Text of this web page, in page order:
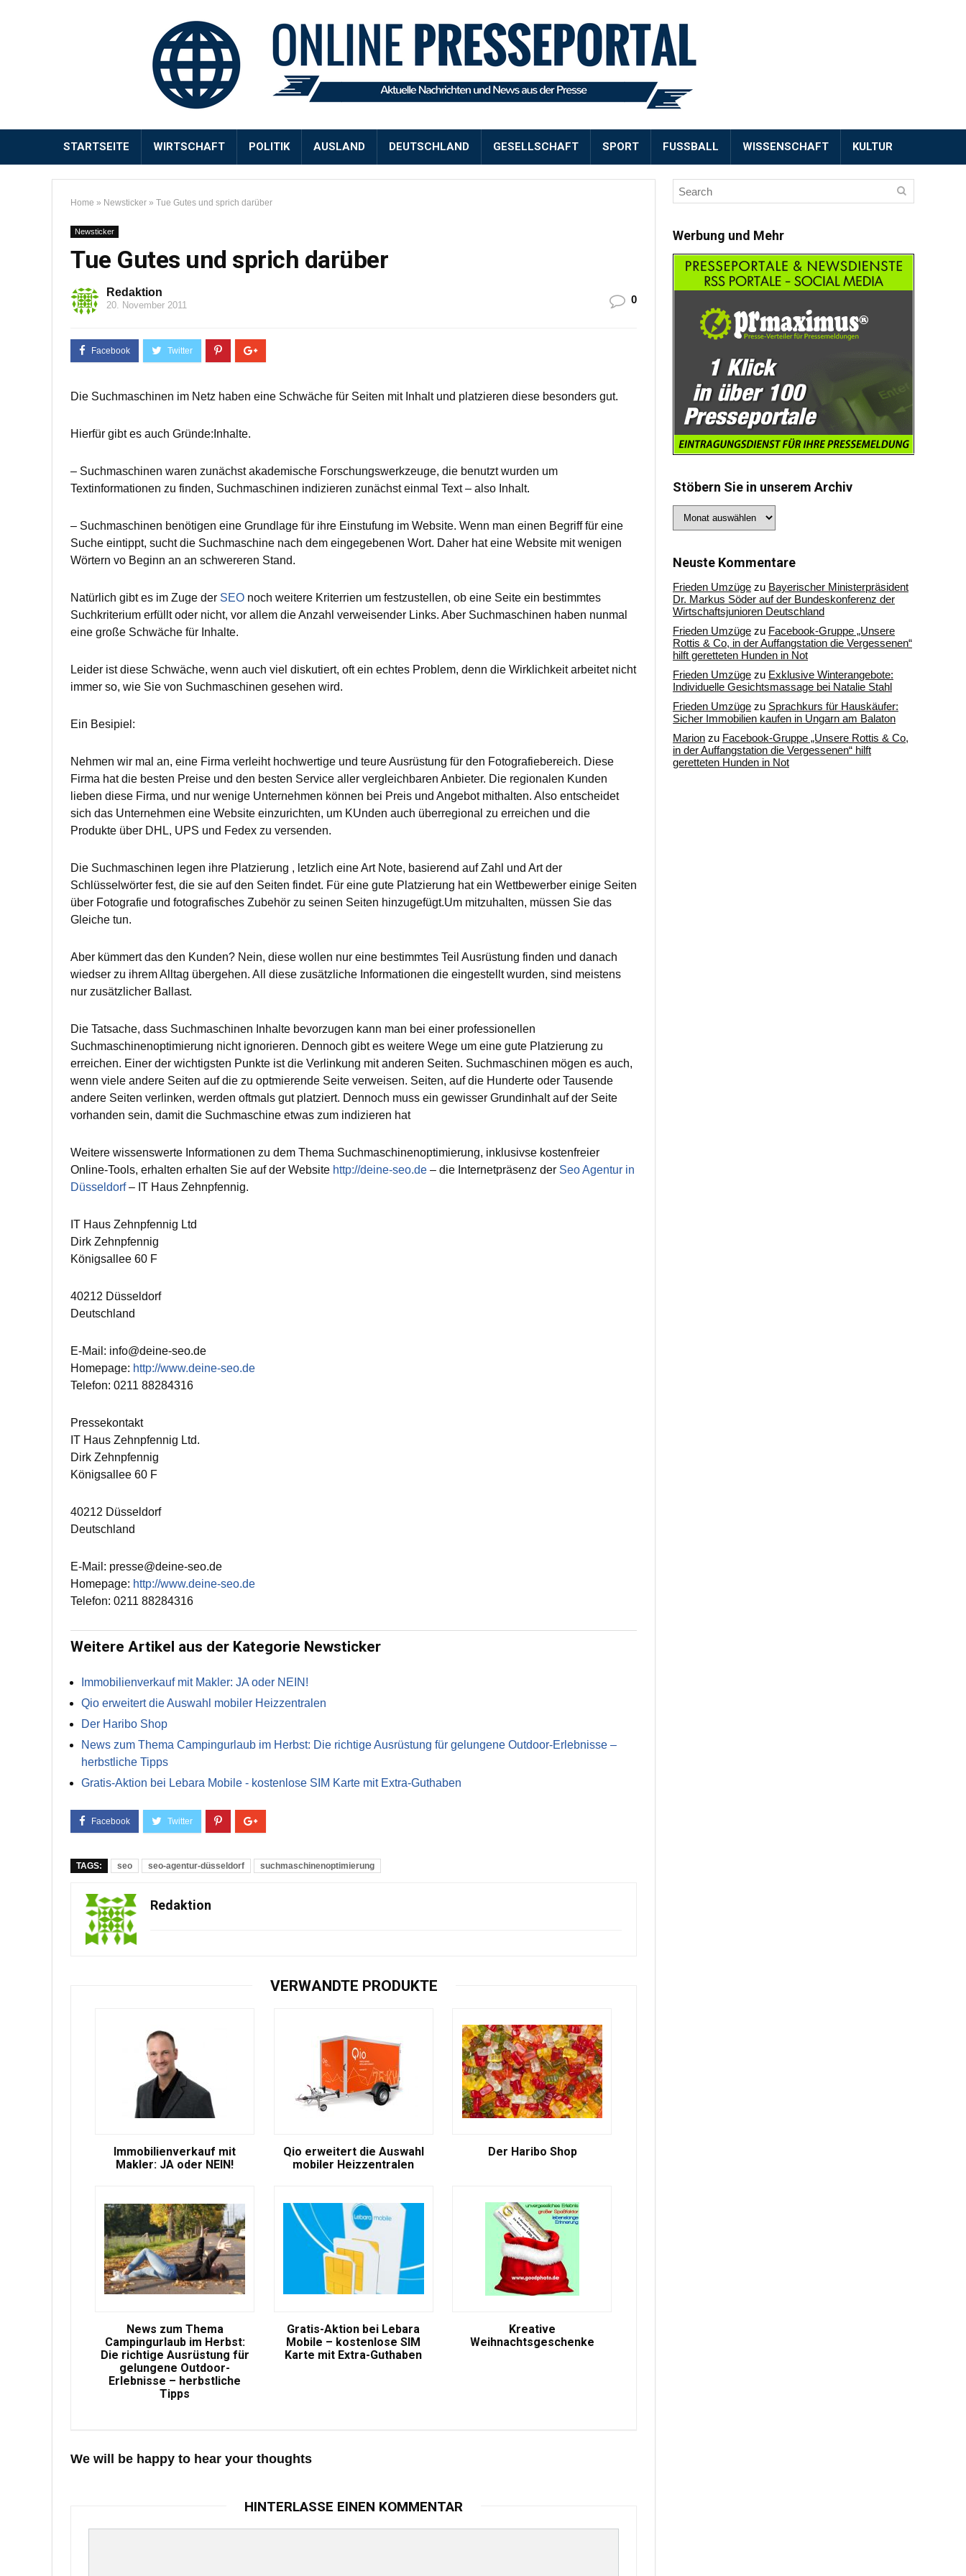
STARTSEITE WIRTSCHAFT POLITIK AUSLAND DEUTSCHLAND GESELLSCHAFT SPORT FUSSBALL WISSENSCHAFT KULTUR
Home » Newsticker » Tue Gutes und sprich darüber
Newsticker
Tue Gutes und sprich darüber
Redaktion
20. November 2011 0
Die Suchmaschinen im Netz haben eine Schwäche für Seiten mit Inhalt und platzieren diese besonders gut.
Hierfür gibt es auch Gründe:Inhalte.
– Suchmaschinen waren zunächst akademische Forschungswerkzeuge, die benutzt wurden um
Textinformationen zu finden, Suchmaschinen indizieren zunächst einmal Text – also Inhalt.
– Suchmaschinen benötigen eine Grundlage für ihre Einstufung im Website. Wenn man einen Begriff für eine
Suche eintippt, sucht die Suchmaschine nach dem eingegebenen Wort. Daher hat eine Website mit wenigen
Wörtern vo Beginn an an schwereren Stand.
Natürlich gibt es im Zuge der SEO noch weitere Kriterrien um festzustellen, ob eine Seite ein bestimmtes
Suchkriterium erfüllt oder nicht, vor allem die Anzahl verweisender Links. Aber Suchmaschinen haben nunmal
eine große Schwäche für Inhalte.
Leider ist diese Schwäche, wenn auch viel diskutiert, oft ein echtes Problem, denn die Wirklichkeit arbeitet nicht
immer so, wie Sie von Suchmaschinen gesehen wird.
Ein Besipiel:
Nehmen wir mal an, eine Firma verleiht hochwertige und teure Ausrüstung für den Fotografiebereich. Diese
Firma hat die besten Preise und den besten Service aller vergleichbaren Anbieter. Die regionalen Kunden
lieben diese Firma, und nur wenige Unternehmen können bei Preis und Angebot mithalten. Also entscheidet
sich das Unternehmen eine Website einzurichten, um KUnden auch überregional zu erreichen und die
Produkte über DHL, UPS und Fedex zu versenden.
Die Suchmaschinen legen ihre Platzierung , letzlich eine Art Note, basierend auf Zahl und Art der
Schlüsselwörter fest, die sie auf den Seiten findet. Für eine gute Platzierung hat ein Wettbewerber einige Seiten
über Fotografie und fotografisches Zubehör zu seinen Seiten hinzugefügt.Um mitzuhalten, müssen Sie das
Gleiche tun.
Aber kümmert das den Kunden? Nein, diese wollen nur eine bestimmtes Teil Ausrüstung finden und danach
wiedser zu ihrem Alltag übergehen. All diese zusätzliche Informationen die eingestellt wurden, sind meistens
nur zusätzlicher Ballast.
Die Tatsache, dass Suchmaschinen Inhalte bevorzugen kann man bei einer professionellen
Suchmaschinenoptimierung nicht ignorieren. Dennoch gibt es weitere Wege um eine gute Platzierung zu
erreichen. Einer der wichtigsten Punkte ist die Verlinkung mit anderen Seiten. Suchmaschinen mögen es auch,
wenn viele andere Seiten auf die zu optmierende Seite verweisen. Seiten, auf die Hunderte oder Tausende
andere Seiten verlinken, werden oftmals gut platziert. Dennoch muss ein gewisser Grundinhalt auf der Seite
vorhanden sein, damit die Suchmaschine etwas zum indizieren hat
Weitere wissenswerte Informationen zu dem Thema Suchmaschinenoptimierung, inklusivse kostenfreier
Online-Tools, erhalten erhalten Sie auf der Website http://deine-seo.de – die Internetpräsenz der Seo Agentur in
Düsseldorf– IT Haus Zehnpfennig.
IT Haus Zehnpfennig Ltd
Dirk Zehnpfennig
Königsallee 60 F
40212 Düsseldorf
Deutschland
E-Mail: info@deine-seo.de
Homepage: http://www.deine-seo.de
Telefon: 0211 88284316
Pressekontakt
IT Haus Zehnpfennig Ltd.
Dirk Zehnpfennig
Königsallee 60 F
40212 Düsseldorf
Deutschland
E-Mail: presse@deine-seo.de
Homepage: http://www.deine-seo.de
Telefon: 0211 88284316
Weitere Artikel aus der Kategorie Newsticker
Immobilienverkauf mit Makler: JA oder NEIN!
Qio erweitert die Auswahl mobiler Heizzentralen
Der Haribo Shop
News zum Thema Campingurlaub im Herbst: Die richtige Ausrüstung für gelungene Outdoor-Erlebnisse –
herbstliche Tipps
Gratis-Aktion bei Lebara Mobile - kostenlose SIM Karte mit Extra-Guthaben
TAGS: seo seo-agentur-düsseldorf suchmaschinenoptimierung
Redaktion
VERWANDTE PRODUKTE
Immobilienverkauf mit
Makler: JA oder NEIN!
Qio erweitert die Auswahl
mobiler Heizzentralen
Der Haribo Shop
News zum Thema
Campingurlaub im Herbst:
Die richtige Ausrüstung für
gelungene Outdoor-
Erlebnisse – herbstliche
Tipps
Gratis-Aktion bei Lebara
Mobile – kostenlose SIM
Karte mit Extra-Guthaben
Kreative
Weihnachtsgeschenke
We will be happy to hear your thoughts
HINTERLASSE EINEN KOMMENTAR
Werbung und Mehr
Stöbern Sie in unserem Archiv
Sie
Archiv
Neuste Kommentare
Frieden Umzüge zu Bayerischer Ministerpräsident
Dr. Markus Söder auf der Bundeskonferenz der
Wirtschaftsjunioren Deutschland
Frieden Umzüge zu Facebook-Gruppe „Unsere
Rottis & Co, in der Auffangstation die Vergessenen“
hilft geretteten Hunden in Not
Frieden Umzüge zu Exklusive Winterangebote:
Individuelle Gesichtsmassage bei Natalie Stahl
Frieden Umzüge zu Sprachkurs für Hauskäufer:
Sicher Immobilien kaufen in Ungarn am Balaton
Marion zu Facebook-Gruppe „Unsere Rottis & Co,
in der Auffangstation die Vergessenen“ hilft
geretteten Hunden in Not